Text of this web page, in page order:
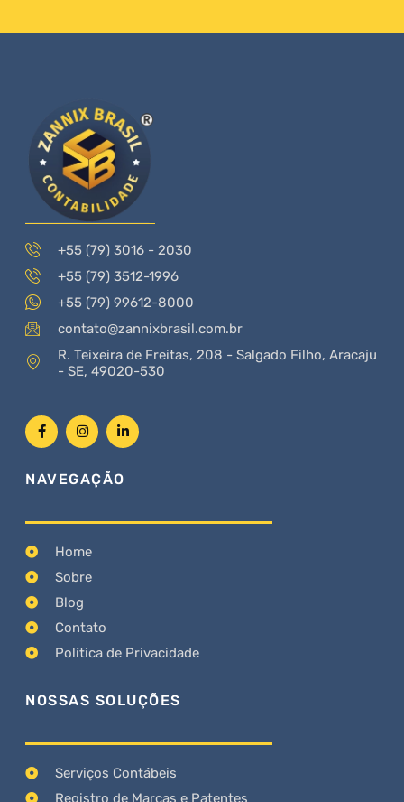
+55 (79) 3016 - 2030
+55 (79) 3512-1996
+55 (79) 99612-8000
contato@zannixbrasil.com.br
R. Teixeira de Freitas, 208 - Salgado Filho, Aracaju
- SE, 49020-530
NAVEGAÇÃO
Home
Sobre
Blog
Contato
Política de Privacidade
NOSSAS SOLUÇÕES
Serviços Contábeis
Registro de Marcas e Patentes